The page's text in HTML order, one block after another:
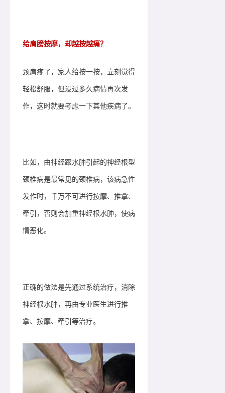
给肩膀按摩，却越按越痛？
颈肩疼了，家人给按一按，立刻觉得
轻松舒服，但没过多久病情再次发
作，这时就要考虑一下其他疾病了。
比如，由神经跟水肿引起的神经根型
颈椎病是最常见的颈椎病，该病急性
发作时，千万不可进行按摩、推拿、
牵引，否则会加重神经根水肿，使病
情恶化。
正确的做法是先通过系统治疗，消除
神经根水肿，再由专业医生进行推
拿、按摩、牵引等治疗。